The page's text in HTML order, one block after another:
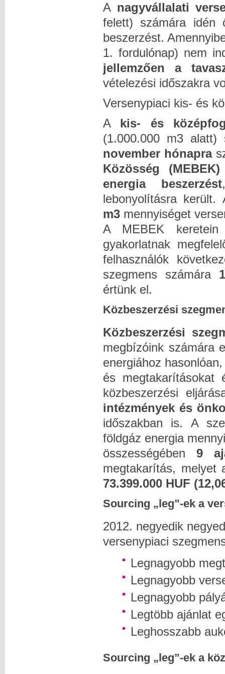
A nagyvállalati
felett) számára idén
beszerzést.
1. fordulónap) nem
jellemzően a
vételezési időszakra
Versenypiaci kis- és
A kis- és
(1.000.000 m3 alatt)
november hónapra
Közösség (MEBEK)
energia beszerzést
lebonyolításra
m3 mennyiséget
A MEBEK
gyakorlatnak
felhasználók
szegmens számára
értünk el.
Közbeszerzési
Közbeszerzési
megbízóink számára
energiához
és megtakarításokat
közbeszerzési
intézmények és
időszakban is. A
földgáz energia
összességében 9
megtakarítás, melyet
73.399.000 HUF
Sourcing „leg”-ek a
2012. negyedik
versenypiaci
Legnagyobb
Legnagyobb
Legnagyobb
Legtöbb ajánlat
Leghosszabb
Sourcing „leg”-ek a